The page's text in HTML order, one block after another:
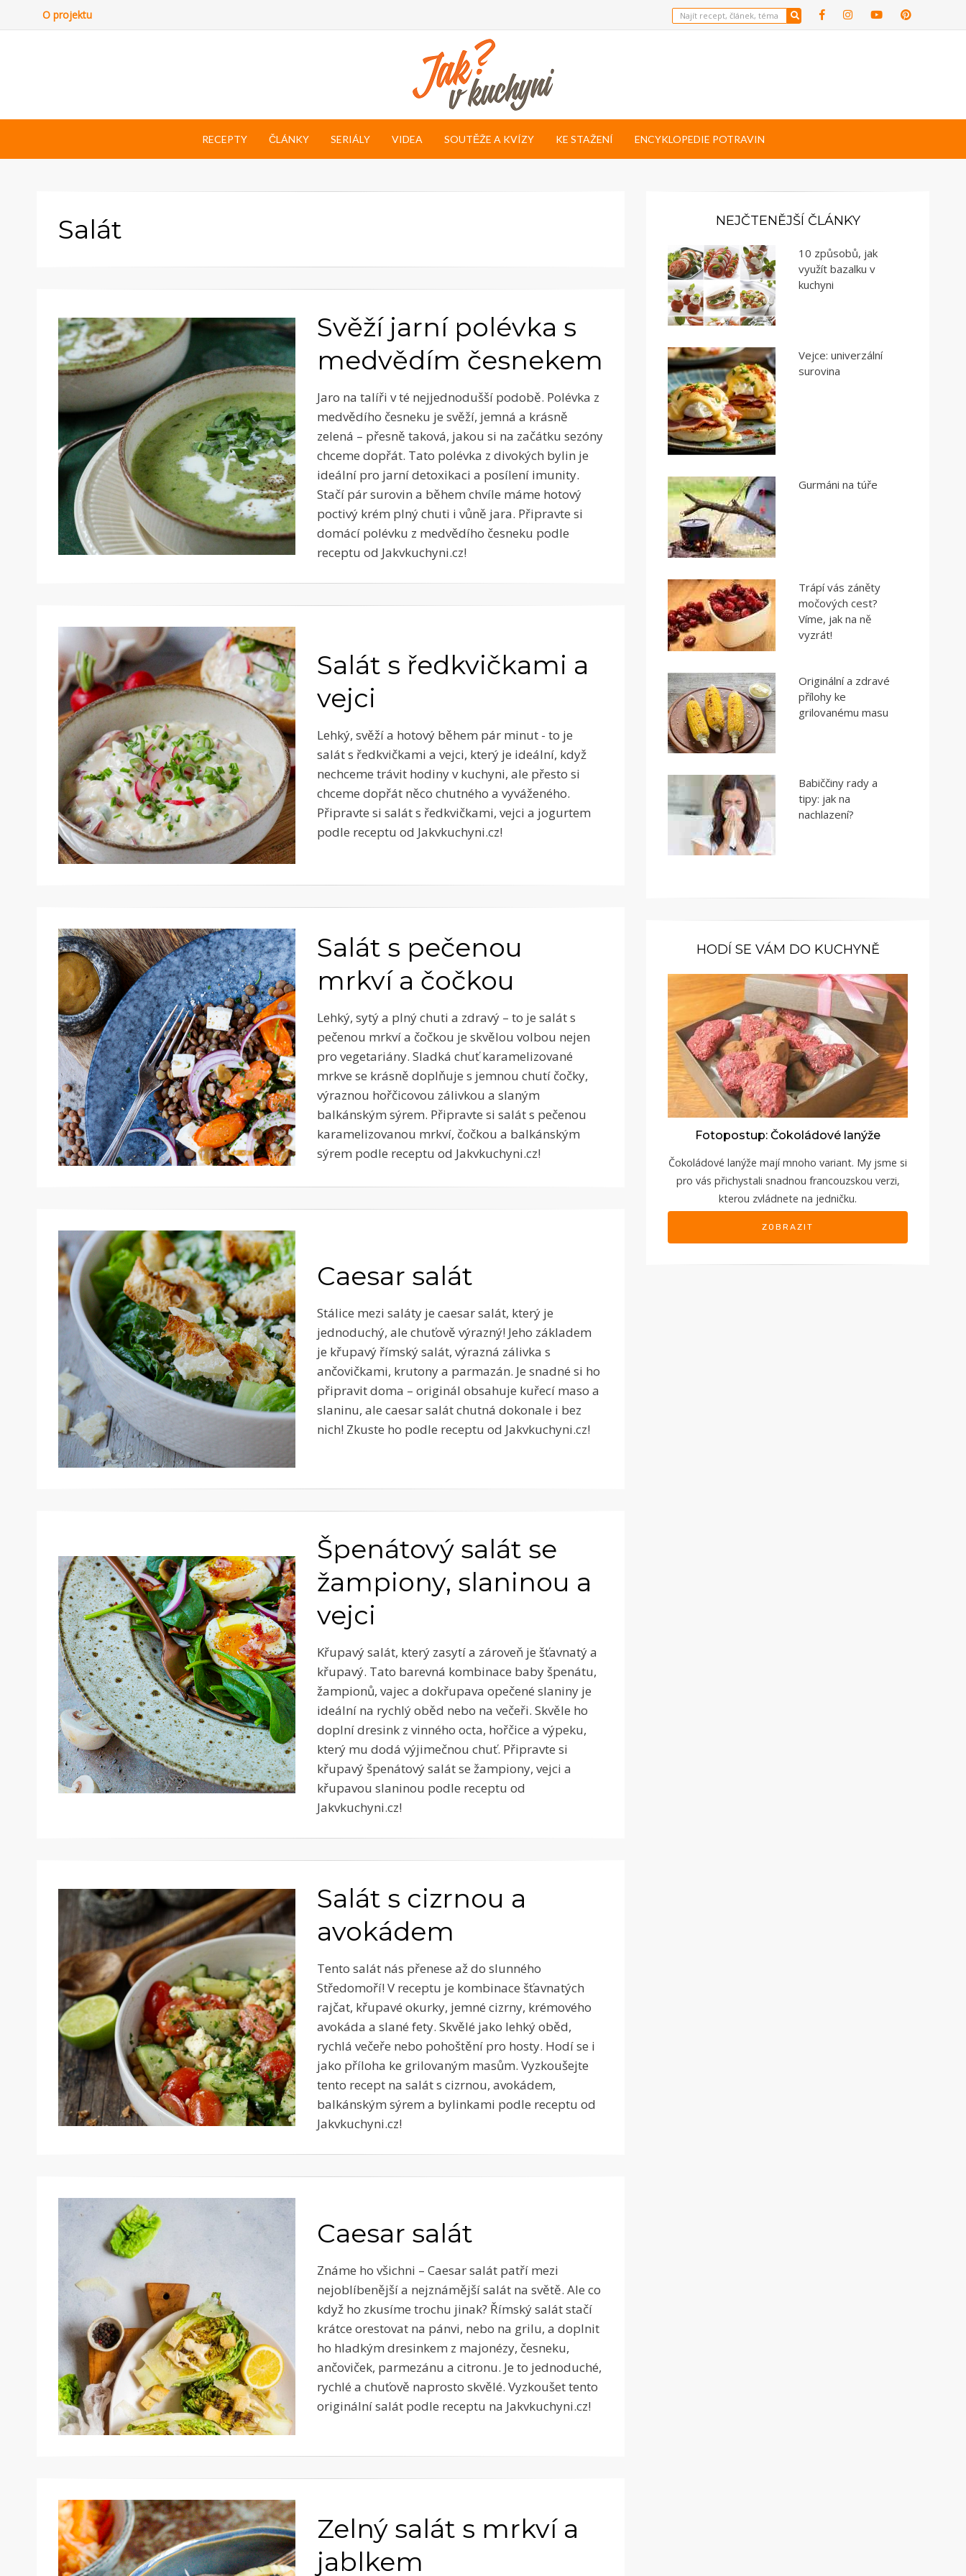
O projektu
RECEPTY ČLÁNKY SERIÁLY VIDEA SOUTĚŽE A KVÍZY KE STAŽENÍ ENCYKLOPEDIE POTRAVIN
Salát
Svěží jarní polévka s
medvědím česnekem
Jaro na talíři v té nejjednodušší podobě. Polévka z
medvědího česneku je svěží, jemná a krásně
zelená – přesně taková, jakou si na začátku sezóny
chceme dopřát. Tato polévka z divokých bylin je
ideální pro jarní detoxikaci a posílení imunity.
Stačí pár surovin a během chvíle máme hotový
poctivý krém plný chuti i vůně jara. Připravte si
domácí polévku z medvědího česneku podle
receptu od Jakvkuchyni.cz!
Salát s ředkvičkami a
vejci
Lehký, svěží a hotový během pár minut - to je
salát s ředkvičkami a vejci, který je ideální, když
nechceme trávit hodiny v kuchyni, ale přesto si
chceme dopřát něco chutného a vyváženého.
Připravte si salát s ředkvičkami, vejci a jogurtem
podle receptu od Jakvkuchyni.cz!
Salát s pečenou
mrkví a čočkou
Lehký, sytý a plný chuti a zdravý – to je salát s
pečenou mrkví a čočkou je skvělou volbou nejen
pro vegetariány. Sladká chuť karamelizované
mrkve se krásně doplňuje s jemnou chutí čočky,
výraznou hořčicovou zálivkou a slaným
balkánským sýrem. Připravte si salát s pečenou
karamelizovanou mrkví, čočkou a balkánským
sýrem podle receptu od Jakvkuchyni.cz!
Caesar salát
Stálice mezi saláty je caesar salát, který je
jednoduchý, ale chuťově výrazný! Jeho základem
je křupavý římský salát, výrazná zálivka s
ančovičkami, krutony a parmazán. Je snadné si ho
připravit doma – originál obsahuje kuřecí maso a
slaninu, ale caesar salát chutná dokonale i bez
nich! Zkuste ho podle receptu od Jakvkuchyni.cz!
Špenátový salát se
žampiony, slaninou a
vejci
Křupavý salát, který zasytí a zároveň je šťavnatý a
křupavý. Tato barevná kombinace baby špenátu,
žampionů, vajec a dokřupava opečené slaniny je
ideální na rychlý oběd nebo na večeři. Skvěle ho
doplní dresink z vinného octa, hořčice a výpeku,
který mu dodá výjimečnou chuť. Připravte si
křupavý špenátový salát se žampiony, vejci a
křupavou slaninou podle receptu od
Jakvkuchyni.cz!
Salát s cizrnou a
avokádem
Tento salát nás přenese až do slunného
Středomoří! V receptu je kombinace šťavnatých
rajčat, křupavé okurky, jemné cizrny, krémového
avokáda a slané fety. Skvělé jako lehký oběd,
rychlá večeře nebo pohoštění pro hosty. Hodí se i
jako příloha ke grilovaným masům. Vyzkoušejte
tento recept na salát s cizrnou, avokádem,
balkánským sýrem a bylinkami podle receptu od
Jakvkuchyni.cz!
Caesar salát
Známe ho všichni – Caesar salát patří mezi
nejoblíbenější a nejznámější salát na světě. Ale co
když ho zkusíme trochu jinak? Římský salát stačí
krátce orestovat na pánvi, nebo na grilu, a doplnit
ho hladkým dresinkem z majonézy, česneku,
ančoviček, parmezánu a citronu. Je to jednoduché,
rychlé a chuťově naprosto skvělé. Vyzkoušet tento
originální salát podle receptu na Jakvkuchyni.cz!
Zelný salát s mrkví a
jablkem
NEJČTENĚJŠÍ ČLÁNKY
10 způsobů, jak
využít bazalku v
kuchyni
Vejce: univerzální
surovina
Gurmáni na túře
Trápí vás záněty
močových cest?
Víme, jak na ně
vyzrát!
Originální a zdravé
přílohy ke
grilovanému masu
Babiččiny rady a
tipy: jak na
nachlazení?
HODÍ SE VÁM DO KUCHYNĚ
Fotopostup: Čokoládové lanýže
Čokoládové lanýže mají mnoho variant. My jsme si
pro vás přichystali snadnou francouzskou verzi,
kterou zvládnete na jedničku.
ZOBRAZIT